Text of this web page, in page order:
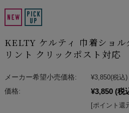
KELTY ケルティ 巾着ショ
リント クリックポスト対応
メーカー希望小売価格: ¥3,850(税込)
価格:
¥3,850 (税
[ポイント還